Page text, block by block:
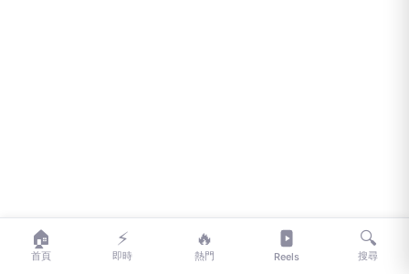
🏠
首頁
⚡
即時
🔥
熱門 Reels
🔍
搜尋